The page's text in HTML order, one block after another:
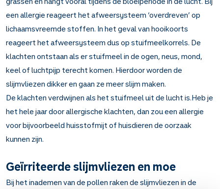
een allergie reageert het afweersysteem ‘overdreven’ op
lichaamsvreemde stoffen. In het geval van hooikoorts
reageert het afweersysteem dus op stuifmeelkorrels. De
klachten ontstaan als er stuifmeel in de ogen, neus, mond,
keel of luchtpijp terecht komen. Hierdoor worden de
slijmvliezen dikker en gaan ze meer slijm maken.
De klachten verdwijnen als het stuifmeel uit de lucht is.Heb je
het hele jaar door allergische klachten, dan zou een allergie
voor bijvoorbeeld huisstofmijt of huisdieren de oorzaak
kunnen zijn.
Geïrriteerde slijmvliezen en moe
Bij het inademen van de pollen raken de slijmvliezen in de